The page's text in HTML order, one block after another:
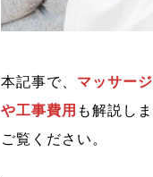
本記事で、 マッサー
や工事費用 も解説し
ご覧ください。